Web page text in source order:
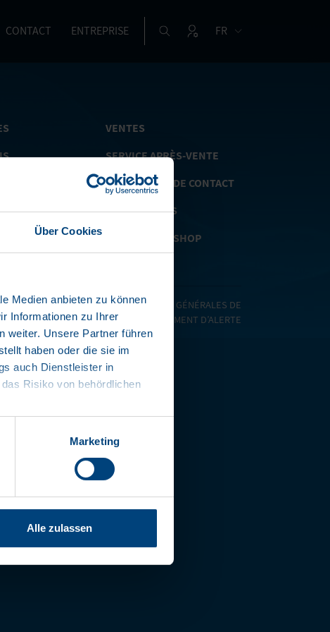
Über Cookies
Medien anbieten zu können
Informationen zu Ihrer
weiter. Unsere Partner führen
haben oder die sie im
auch Dienstleister in
Risiko von behördlichen
Marketing
Alle zulassen
CONTACT ENTREPRISE FR
CLIENT
VENTES
SERVICE APRÈS-VENTE
FORMULAIRE DE CONTACT
APPLICATIONS
SPARE PARTS SHOP
ART. 13 DU RGPD | CONDITIONS GÉNÉRALES DE
| CONFORMITÉ/SYSTÈME DE LANCEMENT D’ALERTE